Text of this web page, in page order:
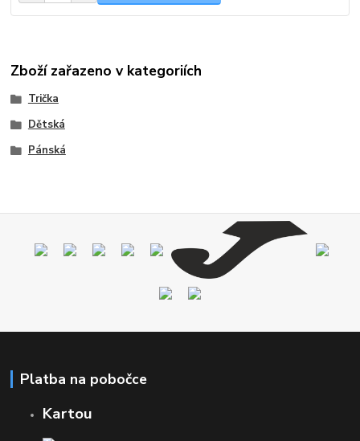
Zboží zařazeno v kategoriích
Trička
Dětská
Pánská
Platba na pobočce
Kartou